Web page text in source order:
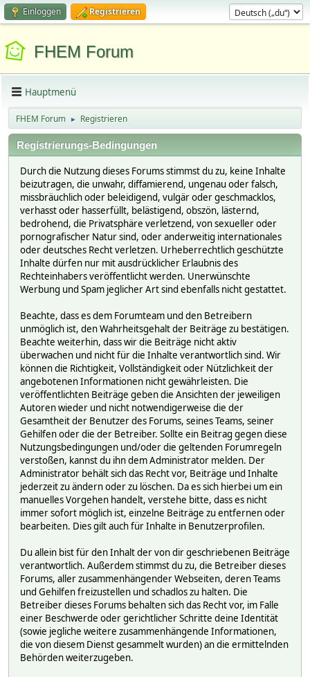
Einloggen Registrieren
FHEM Forum
Hauptmenü
FHEM Forum ► Registrieren
Registrierungs-Bedingungen
Durch die Nutzung dieses Forums stimmst du zu, keine Inhalte
beizutragen, die unwahr, diffamierend, ungenau oder falsch,
missbräuchlich oder beleidigend, vulgär oder geschmacklos,
verhasst oder hasserfüllt, belästigend, obszön, lästernd,
bedrohend, die Privatsphäre verletzend, von sexueller oder
pornografischer Natur sind, oder anderweitig internationales
oder deutsches Recht verletzen. Urheberrechtlich geschützte
Inhalte dürfen nur mit ausdrücklicher Erlaubnis des
Rechteinhabers veröffentlicht werden. Unerwünschte
Werbung und Spam jeglicher Art sind ebenfalls nicht gestattet.
Beachte, dass es dem Forumteam und den Betreibern
unmöglich ist, den Wahrheitsgehalt der Beiträge zu bestätigen.
Beachte weiterhin, dass wir die Beiträge nicht aktiv
überwachen und nicht für die Inhalte verantwortlich sind. Wir
können die Richtigkeit, Vollständigkeit oder Nützlichkeit der
angebotenen Informationen nicht gewährleisten. Die
veröffentlichten Beiträge geben die Ansichten der jeweiligen
Autoren wieder und nicht notwendigerweise die der
Gesamtheit der Benutzer des Forums, seines Teams, seiner
Gehilfen oder die der Betreiber. Sollte ein Beitrag gegen diese
Nutzungsbedingungen und/oder die geltenden Forumregeln
verstoßen, kannst du ihn dem Administrator melden. Der
Administrator behält sich das Recht vor, Beiträge und Inhalte
jederzeit zu ändern oder zu löschen. Da es sich hierbei um ein
manuelles Vorgehen handelt, verstehe bitte, dass es nicht
immer sofort möglich ist, einzelne Beiträge zu entfernen oder
bearbeiten. Dies gilt auch für Inhalte in Benutzerprofilen.
Du allein bist für den Inhalt der von dir geschriebenen Beiträge
verantwortlich. Außerdem stimmst du zu, die Betreiber dieses
Forums, aller zusammenhängender Webseiten, deren Teams
und Gehilfen freizustellen und schadlos zu halten. Die
Betreiber dieses Forums behalten sich das Recht vor, im Falle
einer Beschwerde oder gerichtlicher Schritte deine Identität
(sowie jegliche weitere zusammenhängende Informationen,
die von diesem Dienst gesammelt wurden) an die ermittelnden
Behörden weiterzugeben.